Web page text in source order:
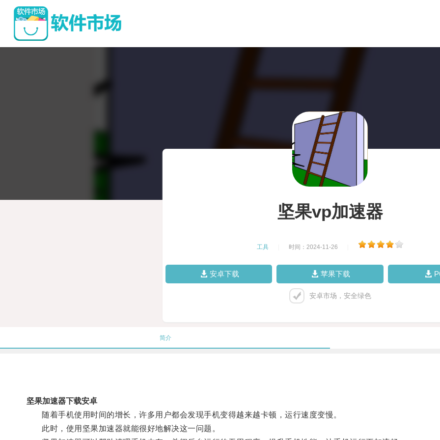
坚果vp加速器
工具 时间：2024-11-26
安卓下载 苹果下载
安卓市场，安全绿色
简介
坚果加速器下载安卓
随着手机使用时间的增长，许多用户都会发现手机变得越来越卡顿，运行速度变慢。
此时，使用坚果加速器就能很好地解决这一问题。